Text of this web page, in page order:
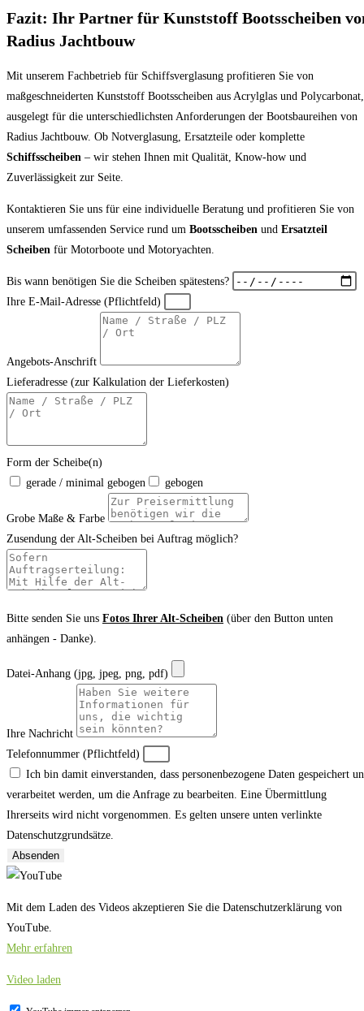
Fazit: Ihr Partner für Kunststoff Bootsscheiben
Radius Jachtbouw
Mit unserem Fachbetrieb für Schiffsverglasung profitieren Sie von
maßgeschneiderten Kunststoff Bootsscheiben aus Acrylglas und Polycarbonat,
ausgelegt für die unterschiedlichsten Anforderungen der Bootsbaureihen von
Radius Jachtbouw. Ob Notverglasung, Ersatzteile oder komplette
Schiffsscheiben – wir stehen Ihnen mit Qualität, Know-how und
Zuverlässigkeit zur Seite.
Kontaktieren Sie uns für eine individuelle Beratung und profitieren Sie von
unserem umfassenden Service rund um Bootsscheiben und Ersatzteil
Scheiben für Motorboote und Motoryachten.
Bis wann benötigen Sie die Scheiben spätestens?
Ihre E-Mail-Adresse (Pflichtfeld)
Angebots-Anschrift
Lieferadresse (zur Kalkulation der Lieferkosten)
Form der Scheibe(n)
gerade / minimal gebogen
gebogen
Grobe Maße & Farbe
Zusendung der Alt-Scheiben bei Auftrag möglich?
Bitte senden Sie uns Fotos Ihrer Alt-Scheiben (über den Button unten
anhängen - Danke).
Datei-Anhang (jpg, jpeg, png, pdf)
Ihre Nachricht
Telefonnummer (Pflichtfeld)
Ich bin damit einverstanden, dass personenbezogene Daten gespeichert
verarbeitet werden, um die Anfrage zu bearbeiten. Eine Übermittlung
Ihrerseits wird nicht vorgenommen. Es gelten unsere unten verlinkte
Datenschutzgrundsätze.
Absenden
Mit dem Laden des Videos akzeptieren Sie die Datenschutzerklärung von
YouTube.
Mehr erfahren
Video laden